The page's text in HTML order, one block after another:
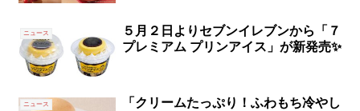
ニュース
５月２日よりセブンイレブンから「７
プレミアム プリンアイス」が新発売✨
ニュース
「クリームたっぷり！ふわもち冷やし